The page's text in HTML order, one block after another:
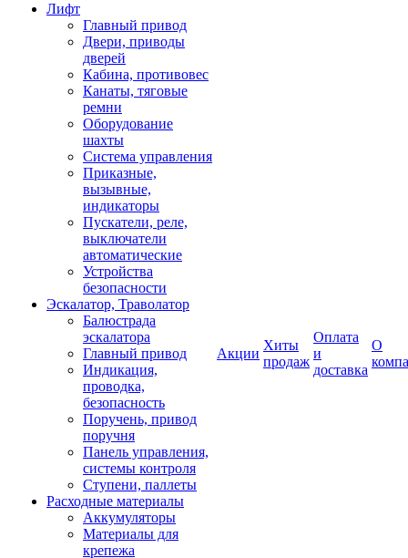
Лифт
Главный привод
Двери, приводы
дверей
Кабина, противовес
Канаты, тяговые
ремни
Оборудование
шахты
Система управления
Приказные,
вызывные,
индикаторы
Пускатели, реле,
выключатели
автоматические
Устройства
безопасности
Эскалатор, Траволатор
Балюстрада
эскалатора
Главный привод
Индикация,
проводка,
безопасность
Поручень, привод
поручня
Панель управления,
системы контроля
Ступени, паллеты
Расходные материалы
Аккумуляторы
Материалы для
крепежа
Акции
Хиты
продаж
Оплата
и
доставка
О